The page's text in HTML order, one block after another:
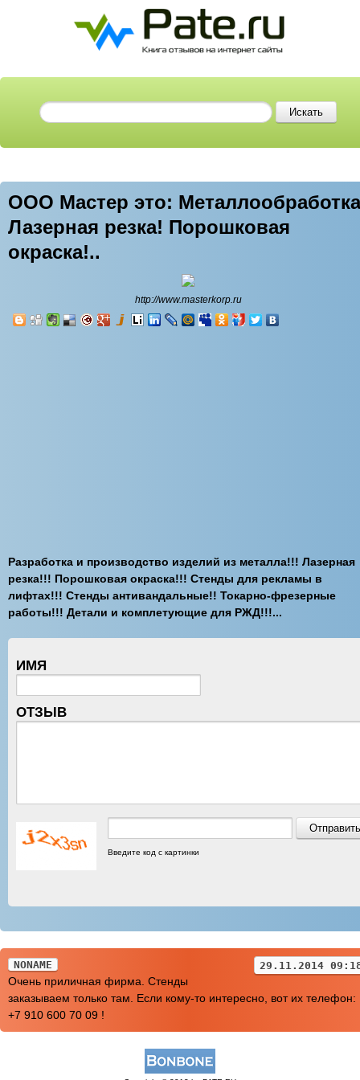
ООО Мастер это:
Лазерная резка! Порошковая
окраска!..
http://www.masterkorp.ru
Разработка и производство изделий из металла!!! Лазерная
резка!!! Порошковая окраска!!! Стенды для рекламы в
лифтах!!! Стенды антивандальные!! Токарно-фрезерные
работы!!! Детали и комплетующие для РЖД!!!...
ИМЯ
ОТЗЫВ
Введите код с картинки
NONAME 29.11.2014
Очень приличная фирма. Стенды
заказываем только там. Если кому-то интересно, вот их телефон:
+7 910 600 70 09 !